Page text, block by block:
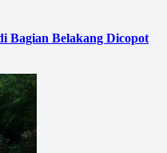
Bagian Belakang Dicopot